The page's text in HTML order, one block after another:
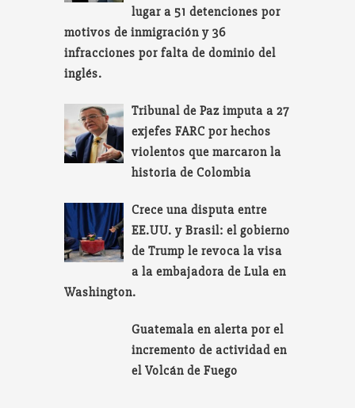
lugar a 51 detenciones por
motivos de inmigración y 36
infracciones por falta de dominio del
inglés.
Tribunal de Paz imputa a 27
exjefes FARC por hechos
violentos que marcaron la
historia de Colombia
Crece una disputa entre
EE.UU. y Brasil: el gobierno
de Trump le revoca la visa
a la embajadora de Lula en
Washington.
Guatemala en alerta por el
incremento de actividad en
el Volcán de Fuego